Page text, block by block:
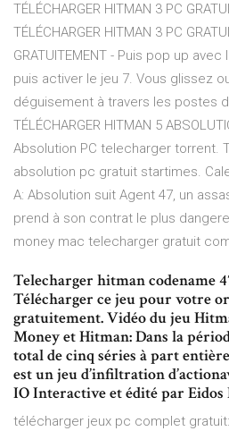
TÉLÉCHARGER HITMAN 3 PC
TÉLÉCHARGER HITMAN 3 PC
GRATUITEMENT - Puis pop up
puis activer le jeu 7. Vous glissez
déguisement à travers les postes
TÉLÉCHARGER HITMAN 5
Absolution PC telecharger torrent.
absolution pc gratuit startimes.
A: Absolution suit Agent 47, un
prend à son contrat le plus
money mac telecharger gratuit
Telecharger hitman codename
Télécharger ce jeu pour votre
gratuitement. Vidéo du jeu
Money et Hitman: Dans la
total de cinq séries à part
est un jeu d’infiltration
IO Interactive et édité par
télécharger jeux pc complet gratuit: